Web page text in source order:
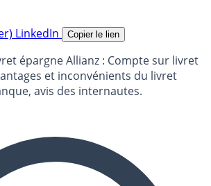
LinkedIn Copier le lien
épargne Allianz : Compte sur livret
et inconvénients du livret
avis des internautes.